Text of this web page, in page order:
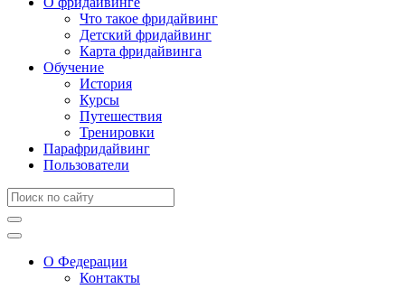
Что такое фридайвинг
Детский фридайвинг
Карта фридайвинга
Обучение
История
Курсы
Путешествия
Тренировки
Парафридайвинг
Пользователи
О Федерации
Контакты